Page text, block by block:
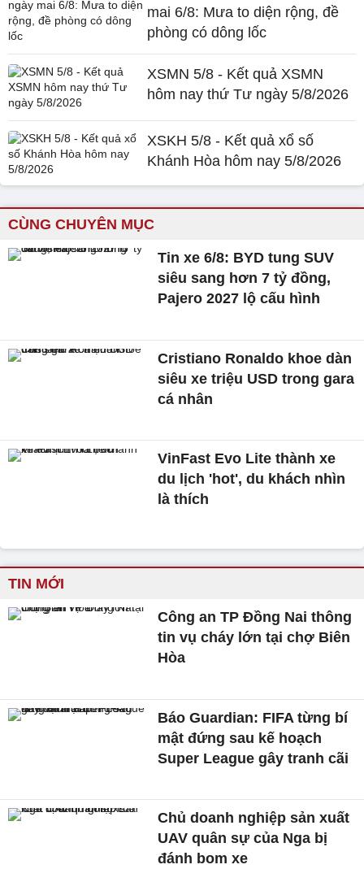
mai 6/8: Mưa to diện rộng, đề
phòng có dông lốc
XSMN 5/8 - Kết quả XSMN
hôm nay thứ Tư ngày 5/8/2026
XSKH 5/8 - Kết quả xổ số
Khánh Hòa hôm nay 5/8/2026
CÙNG CHUYÊN MỤC
Tin xe 6/8: BYD tung SUV
siêu sang hơn 7 tỷ đồng,
Pajero 2027 lộ cấu hình
Cristiano Ronaldo khoe dàn
siêu xe triệu USD trong gara
cá nhân
VinFast Evo Lite thành xe
du lịch 'hot', du khách nhìn
là thích
TIN MỚI
Công an TP Đồng Nai thông
tin vụ cháy lớn tại chợ Biên
Hòa
Báo Guardian: FIFA từng bí
mật đứng sau kế hoạch
Super League gây tranh cãi
Chủ doanh nghiệp sản xuất
UAV quân sự của Nga bị
đánh bom xe